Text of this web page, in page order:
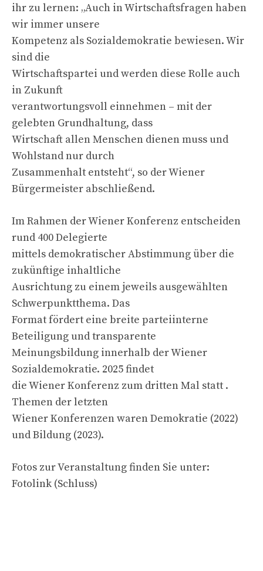
ihr zu lernen: „Auch in Wirtschaftsfragen haben
wir immer unsere
Kompetenz als Sozialdemokratie bewiesen. Wir
sind die
Wirtschaftspartei und werden diese Rolle auch
in Zukunft
verantwortungsvoll einnehmen – mit der
gelebten Grundhaltung, dass
Wirtschaft allen Menschen dienen muss und
Wohlstand nur durch
Zusammenhalt entsteht“, so der Wiener
Bürgermeister abschließend.
Im Rahmen der Wiener Konferenz entscheiden
rund 400 Delegierte
mittels demokratischer Abstimmung über die
zukünftige inhaltliche
Ausrichtung zu einem jeweils ausgewählten
Schwerpunktthema. Das
Format fördert eine breite parteiinterne
Beteiligung und transparente
Meinungsbildung innerhalb der Wiener
Sozialdemokratie. 2025 findet
die Wiener Konferenz zum dritten Mal statt .
Themen der letzten
Wiener Konferenzen waren Demokratie (2022)
und Bildung (2023).
Fotos zur Veranstaltung finden Sie unter:
Fotolink (Schluss)